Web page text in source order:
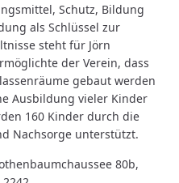
Schutz, Bildung
als Schlüssel zur
steht für Jörn
der Verein, dass
gebaut werden
Ausbildung vieler Kinder
160 Kinder durch die
Nachsorge unterstützt.
80b,